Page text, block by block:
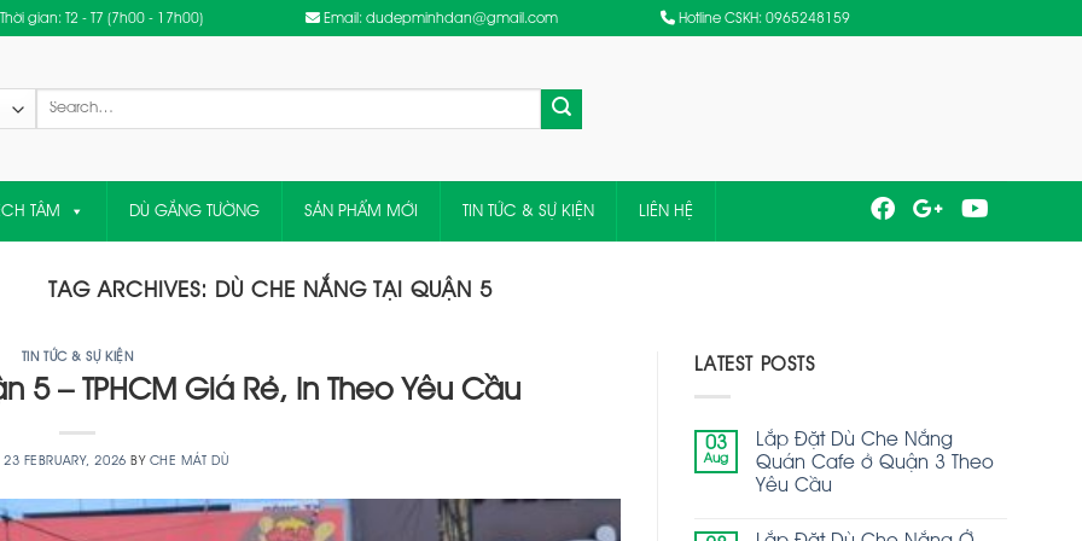
Thời gian: T2 - T7 (7h00 - 17h00) Email: dudepminhdan@gmail.com Hotline CSKH: 0965248159
Search
TÂM DÙ GẮNG TƯỜNG SẢN PHẨM MỚI TIN TỨC & SỰ KIỆN LIÊN HỆ
TAG ARCHIVES: DÙ CHE NẮNG TẠI QUẬN 5
TIN TỨC & SỰ KIỆN
5 – TPHCM Giá Rẻ, In Theo Yêu Cầu
23 FEBRUARY, 2026 BY CHE MÁT DÙ
LATEST POSTS
03
Aug
Lắp Đặt Dù Che Nắng
Quán Cafe ở Quận 3 Theo
Yêu Cầu